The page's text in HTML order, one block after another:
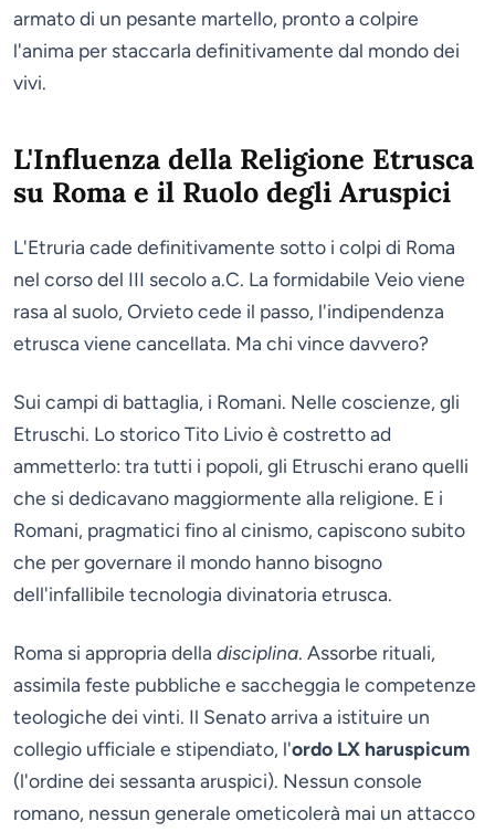
armato di un pesante martello, pronto a colpire
l'anima per staccarla definitivamente dal mondo dei
vivi.
L'Influenza della Religione Etrusca
su Roma e il Ruolo degli Aruspici
L'Etruria cade definitivamente sotto i colpi di Roma
nel corso del III secolo a.C. La formidabile Veio viene
rasa al suolo, Orvieto cede il passo, l'indipendenza
etrusca viene cancellata. Ma chi vince davvero?
Sui campi di battaglia, i Romani. Nelle coscienze, gli
Etruschi. Lo storico Tito Livio è costretto ad
ammetterlo: tra tutti i popoli, gli Etruschi erano quelli
che si dedicavano maggiormente alla religione. E i
Romani, pragmatici fino al cinismo, capiscono subito
che per governare il mondo hanno bisogno
dell'infallibile tecnologia divinatoria etrusca.
Roma si appropria della disciplina. Assorbe rituali,
assimila feste pubbliche e saccheggia le competenze
teologiche dei vinti. Il Senato arriva a istituire un
collegio ufficiale e stipendiato, l'ordo LX haruspicum
(l'ordine dei sessanta aruspici). Nessun console
romano, nessun generale ometicolerà mai un attacco